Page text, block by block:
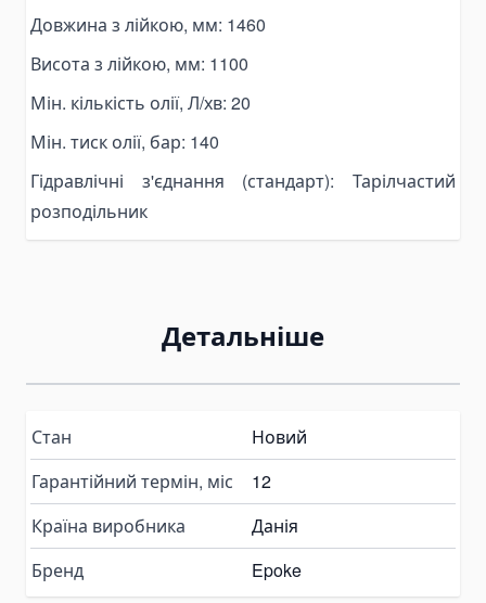
Pallet Clamps
Hoist Trolley
Geared Trolley
Electric Hoist Trolley
Suspension Repair Tools
Spring Compressors and Strut Tools
Cooling System Tools
Motorcycle Lift Jacks
Grinding & Polishing Tools
Machinery Shim Sets
Гідравліка
Довжина з лійкою, мм: 1460
Висота з лійкою, мм: 1100
Мін. кількість олії, Л/хв: 20
Мін. тиск олії, бар: 140
Гідравлічні з'єднання (стандарт): Тарілчастий
розподільник
Детальніше
Стан
Новий
Гарантійний термін, міс
12
Країна виробника
Данія
Бренд
Epoke